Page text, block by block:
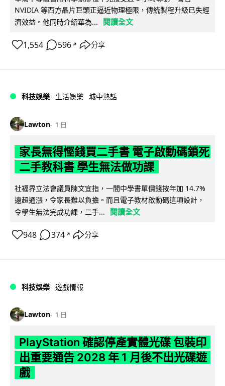
NVIDIA 等西方晶片巨頭正逼近物理極限，傳統製程升級已失經
濟效益。他同時介紹華為...
閱讀全文
1,554 596 ↗ 分享
科技娛樂 生活娛樂 城中熱話
Lawton 1 日
家長無得慳錢買二手書 電子啟動碼鎖死
二手教科書 學生無法做功課
社福界立法會議員陳文宜指，一間中學書單價錢按年加 14.7%
遠超通漲，令家長難以負擔。而且電子教材啟動碼這項設計，
令學生無法完成功課，二手...
閱讀全文
948 374 ↗ 分享
科技娛樂 遊戲情報
Lawton 1 日
PlayStation 確認停產實體光碟 包裝印
出重要通告 2028 年 1 月後不出光碟遊
戲